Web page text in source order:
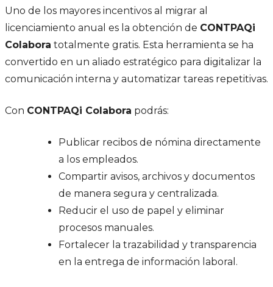
Uno de los mayores incentivos al migrar al
licenciamiento anual es la obtención de CONTPAQi
Colabora totalmente gratis. Esta herramienta se ha
convertido en un aliado estratégico para digitalizar la
comunicación interna y automatizar tareas repetitivas.
Con CONTPAQi Colabora podrás:
Publicar recibos de nómina directamente
a los empleados.
Compartir avisos, archivos y documentos
de manera segura y centralizada.
Reducir el uso de papel y eliminar
procesos manuales.
Fortalecer la trazabilidad y transparencia
en la entrega de información laboral.